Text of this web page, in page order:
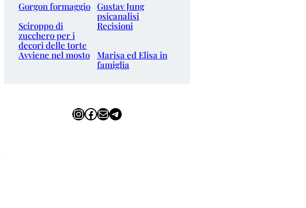
Gorgon formaggio Gustav Jung
psicanalisi
Sciroppo di
zucchero per i
decori delle torte
Recisioni
Avviene nel mosto
Marisa ed Elisa in
famiglia
InstagramFacebook Email Telegram